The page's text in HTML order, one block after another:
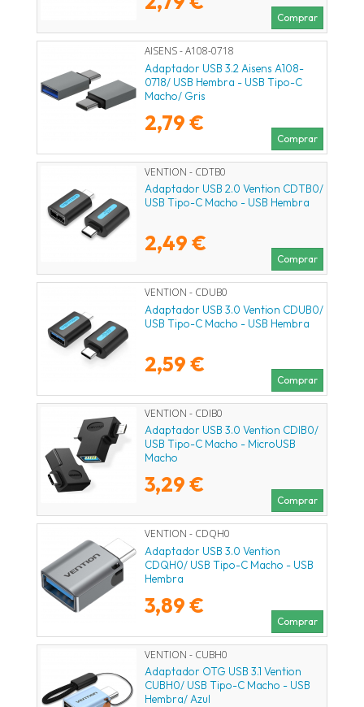
Comprar
AISENS - A108-0718
Adaptador USB 3.2 Aisens A108-
0718/ USB Hembra - USB Tipo-C
Macho/ Gris
2,79 €
Comprar
VENTION - CDTB0
Adaptador USB 2.0 Vention CDTB0/
USB Tipo-C Macho - USB Hembra
2,49 €
Comprar
VENTION - CDUB0
Adaptador USB 3.0 Vention CDUB0/
USB Tipo-C Macho - USB Hembra
2,59 €
Comprar
VENTION - CDIB0
Adaptador USB 3.0 Vention CDIB0/
USB Tipo-C Macho - MicroUSB
Macho
3,29 €
Comprar
VENTION - CDQH0
Adaptador USB 3.0 Vention
CDQH0/ USB Tipo-C Macho - USB
Hembra
3,89 €
Comprar
VENTION - CUBH0
Adaptador OTG USB 3.1 Vention
CUBH0/ USB Tipo-C Macho - USB
Hembra/ Azul